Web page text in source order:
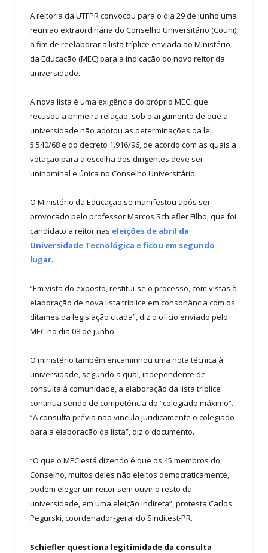
A reitoria da UTFPR convocou para o dia 29 de junho uma
reunião extraordinária do Conselho Universitário (Couni),
a fim de reelaborar a lista tríplice enviada ao Ministério
da Educação (MEC) para a indicação do novo reitor da
universidade.
A nova lista é uma exigência do próprio MEC, que
recusou a primeira relação, sob o argumento de que a
universidade não adotou as determinações da lei
5.540/68 e do decreto 1.916/96, de acordo com as quais a
votação para a escolha dos dirigentes deve ser
uninominal e única no Conselho Universitário.
O Ministério da Educação se manifestou após ser
provocado pelo professor Marcos Schiefler Filho, que foi
candidato a reitor nas eleições de abril da
Universidade Tecnológica e ficou em segundo
lugar.
“Em vista do exposto, restitui-se o processo, com vistas à
elaboração de nova lista tríplice em consonância com os
ditames da legislação citada”, diz o ofício enviado pelo
MEC no dia 08 de junho.
O ministério também encaminhou uma nota técnica à
universidade, segundo a qual, independente de
consulta à comunidade, a elaboração da lista tríplice
continua sendo de competência do “colegiado máximo”.
“A consulta prévia não vincula juridicamente o colegiado
para a elaboração da lista”, diz o documento.
“O que o MEC está dizendo é que os 45 membros do
Conselho, muitos deles não eleitos democraticamente,
podem eleger um reitor sem ouvir o resto da
universidade, em uma eleição indireta”, protesta Carlos
Pegurski, coordenador-geral do Sinditest-PR.
Schiefler questiona legitimidade da consulta